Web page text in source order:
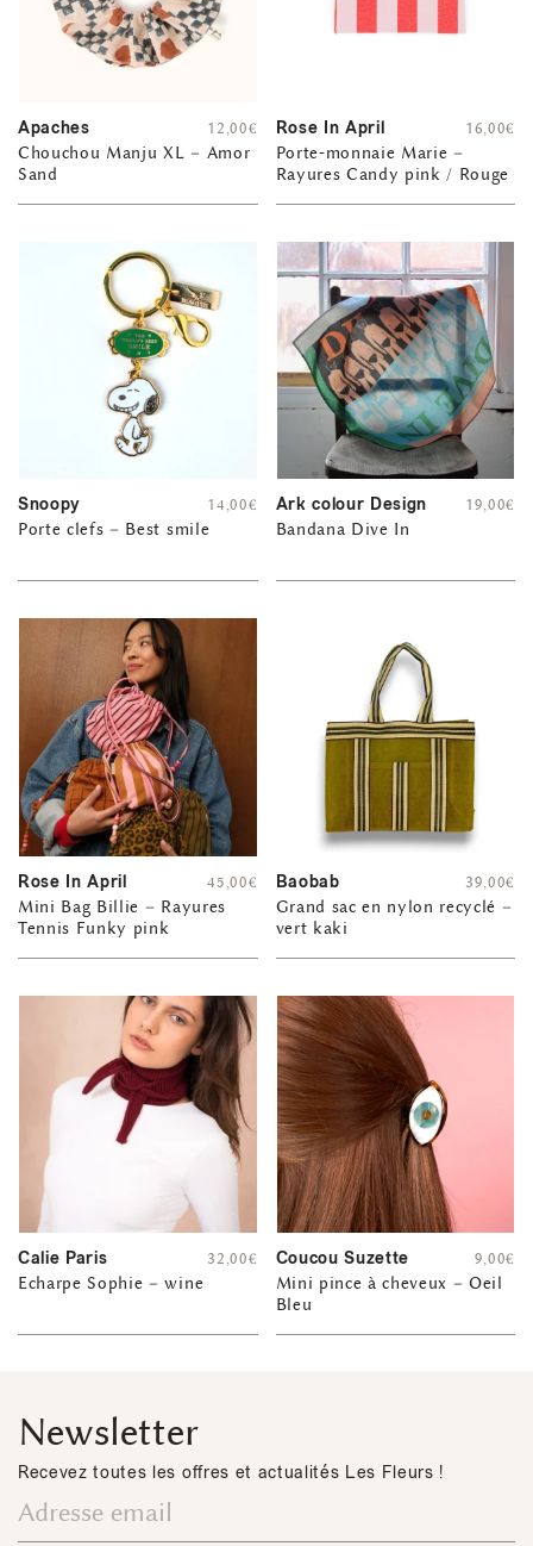
Apaches
Chouchou Manju XL – Amor
Sand
12,00€ Rose In April
Porte-monnaie Marie –
Rayures Candy pink / Rouge
16,00€
Snoopy
Porte clefs – Best smile
14,00€ Ark colour Design
Bandana Dive In
19,00€
Rose In April
Mini Bag Billie – Rayures
Tennis Funky pink
45,00€ Baobab
Grand sac en nylon recyclé –
vert kaki
39,00€
Calie Paris
Echarpe Sophie – wine
32,00€ Coucou Suzette
Mini pince à cheveux – Oeil
Bleu
9,00€
Newsletter
Recevez toutes les offres et actualités Les Fleurs !